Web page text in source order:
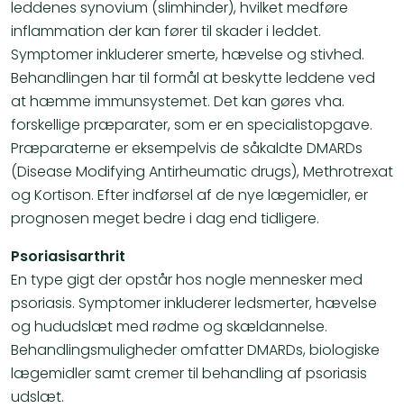
leddenes synovium (slimhinder), hvilket medføre
inflammation der kan fører til skader i leddet.
Symptomer inkluderer smerte, hævelse og stivhed.
Behandlingen har til formål at beskytte leddene ved
at hæmme immunsystemet. Det kan gøres vha.
forskellige præparater, som er en specialistopgave.
Præparaterne er eksempelvis de såkaldte DMARDs
(Disease Modifying Antirheumatic drugs), Methrotrexat
og Kortison. Efter indførsel af de nye lægemidler, er
prognosen meget bedre i dag end tidligere.
Psoriasisarthrit
En type gigt der opstår hos nogle mennesker med
psoriasis. Symptomer inkluderer ledsmerter, hævelse
og hududslæt med rødme og skældannelse.
Behandlingsmuligheder omfatter DMARDs, biologiske
lægemidler samt cremer til behandling af psoriasis​​
udslæt.